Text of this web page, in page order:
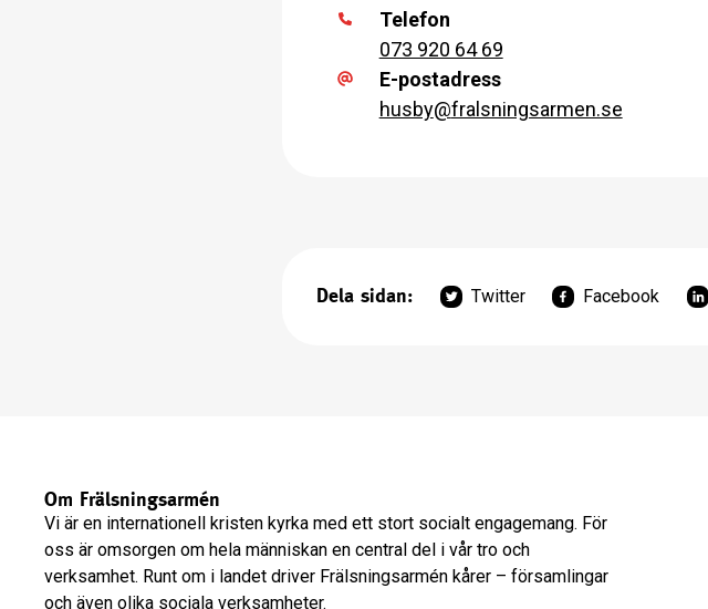
Telefon
073 920 64 69
E-postadress
husby@fralsningsarmen.se
Dela sidan: Twitter Facebook
Om Frälsningsarmén
Vi är en internationell kristen kyrka med ett stort socialt engagemang. För
oss är omsorgen om hela människan en central del i vår tro och
verksamhet. Runt om i landet driver Frälsningsarmén kårer – församlingar
och även olika sociala verksamheter.